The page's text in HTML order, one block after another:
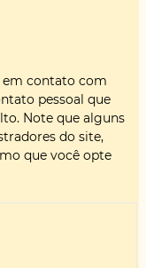
contato com
pessoal que
Note que alguns
do site,
que você opte